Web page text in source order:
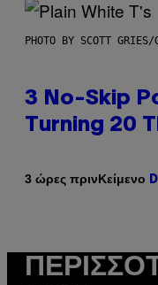
PHOTO BY SCOTT GRIES/
3 No-Skip
Turning 20
3 ώρες πρινΚείμενο